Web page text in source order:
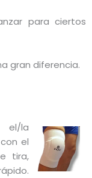
para ciertos
gran diferencia.
el/la
el
tira,
Este
tiene